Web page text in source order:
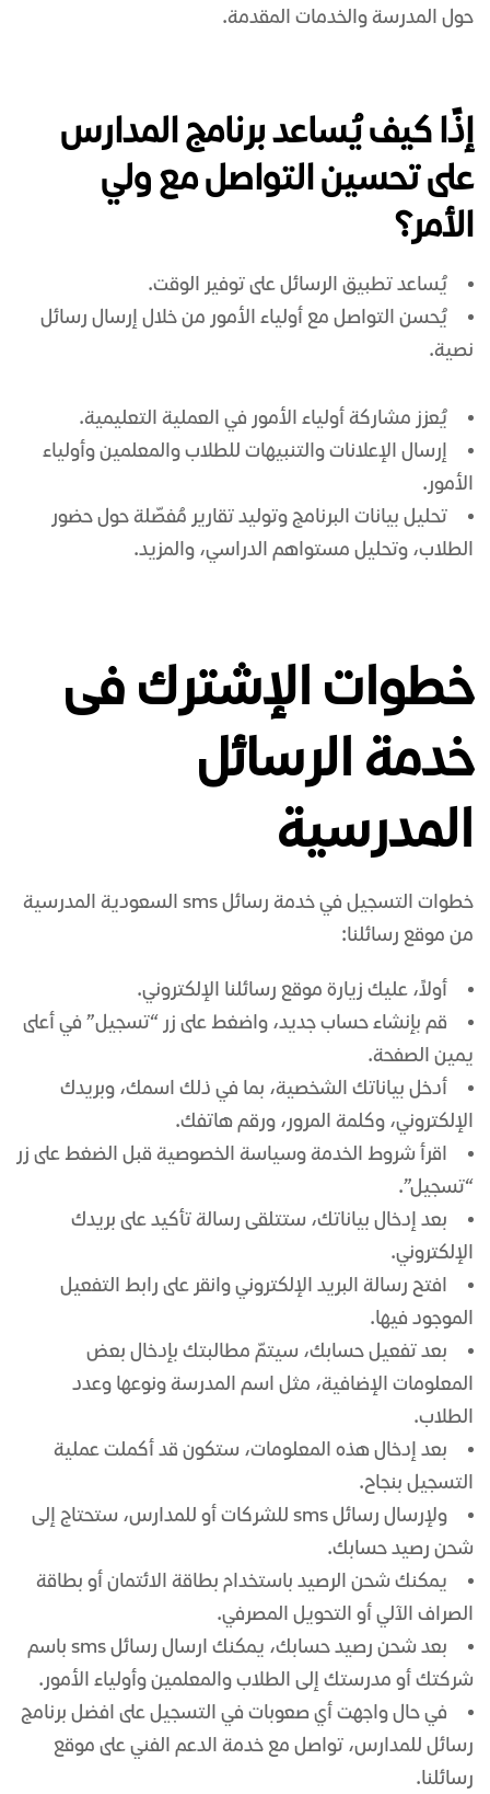
حول المدرسة والخدمات المقدمة.
إذًا كيف يُساعد برنامج المدارس
على تحسين التواصل مع ولي
الأمر؟
يُساعدتطبيق الرسائلعلى توفير الوقت.
يُحسن التواصل مع أولياء الأمور من خلال إرسال رسائل
نصية.
يُعزز مشاركة أولياء الأمور في العملية التعليمية.
إرسال الإعلانات والتنبيهات للطلاب والمعلمين وأولياء
الأمور.
تحليل بيانات البرنامج وتوليد تقارير مُفصّلة حول حضور
الطلاب، وتحليل مستواهم الدراسي، والمزيد.
خطوات الإشترك فى
خدمة الرسائل
المدرسية
خطوات التسجيل في خدمة رسائل sms السعودية
المدرسية
من موقع رسائلنا:
أولاً، عليك زيارة موقع رسائلنا الإلكتروني.
قم بإنشاء حساب جديد، واضغط على زر “تسجيل” في أعلى
يمين الصفحة.
أدخل بياناتك الشخصية، بما في ذلك اسمك، وبريدك
الإلكتروني، وكلمة المرور، ورقم هاتفك.
اقرأ شروط الخدمة وسياسة الخصوصية قبل الضغط على زر
“تسجيل”.
بعد إدخال بياناتك، ستتلقى رسالة تأكيد على بريدك
الإلكتروني.
افتح رسالة البريد الإلكتروني وانقر على رابط التفعيل
الموجود فيها.
بعد تفعيل حسابك، سيتمّ مطالبتك بإدخال بعض
المعلومات الإضافية، مثل اسم المدرسة ونوعها وعدد
الطلاب.
بعد إدخال هذه المعلومات، ستكون قد أكملت عملية
التسجيل بنجاح.
ولإرسال رسائل sms للشركات
أو للمدارس، ستحتاج إلى
شحن رصيد حسابك.
يمكنك شحن الرصيد باستخدام بطاقة الائتمان أو بطاقة
الصراف الآلي أو التحويل المصرفي.
بعد شحن رصيد حسابك، يمكنك
ارسال رسائل sms باسم
شركتك أو مدرستك إلى الطلاب والمعلمين وأولياء الأمور.
في حال واجهت أي صعوبات في التسجيل على افضل برنامج
رسائل للمدارس، تواصل مع خدمة الدعم الفني على موقع
رسائلنا.